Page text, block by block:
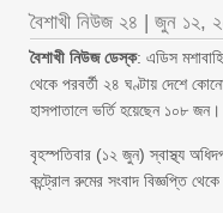
বৈশাখী নিউজ ২৪ | জুন ১২,
বৈশাখী নিউজ ডেস্ক: এডিস
থেকে পরবর্তী ২৪ ঘণ্টায় দেশে
হাসপাতালে ভর্তি হয়েছেন ১০৮ জন।
বৃহস্পতিবার (১২ জুন) স্বাস্থ্য
কন্ট্রোল রুমের সংবাদ বিজ্ঞপ্তি